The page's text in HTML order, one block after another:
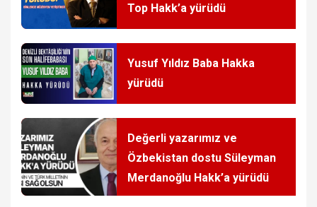
Top Hakk’a yürüdü
Yusuf Yıldız Baba Hakka
yürüdü
Değerli yazarımız ve
Özbekistan dostu Süleyman
Merdanoğlu Hakk’a yürüdü